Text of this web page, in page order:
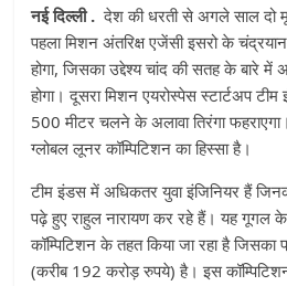
नई दिल्ली . देश की धरती से अगले साल दो
पहला मिशन अंतरिक्ष एजेंसी इसरो के
होगा, जिसका उद्देश्य चांद की सतह के बारे में
होगा। दूसरा मिशन एयरोस्पेस स्टार्टअप
500 मीटर चलने के अलावा तिरंगा
ग्लोबल लूनर कॉम्पिटिशन का हिस्सा है।
टीम इंडस में अधिकतर युवा इंजिनियर हैं
पढ़े हुए राहुल नारायण कर रहे हैं। यह गूगल
कॉम्पिटिशन के तहत किया जा रहा है जिसका
(करीब 192 करोड़ रुपये) है। इस